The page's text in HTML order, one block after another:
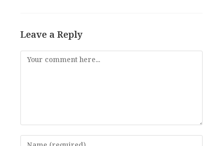
Leave a Reply
Comment
Enter